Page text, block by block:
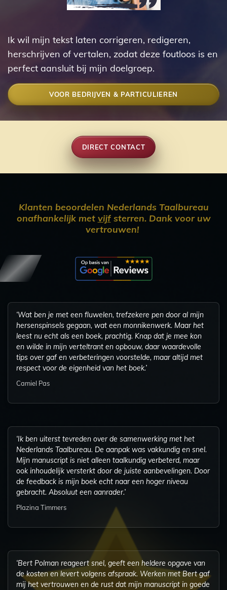
Ik wil mijn tekst laten corrigeren, redigeren,
herschrijven of vertalen, zodat deze foutloos is en
perfect aansluit bij mijn doelgroep.
VOOR BEDRIJVEN & PARTICULIEREN
DIRECT CONTACT
Klanten beoordelen Nederlands Taalbureau
onafhankelijk met vijfsterren. Dank voor uw
vertrouwen!
‘Wat ben je met een fluwelen, trefzekere pen door al mijn
hersenspinsels gegaan, wat een monnikenwerk. Maar het
leest nu echt als een boek, prachtig. Knap dat je mee kon
en wilde in mijn verteltrant en opbouw, daar waardevolle
tips over gaf en verbeteringen voorstelde, maar altijd met
respect voor de eigenheid van het boek.’
Camiel Pas
‘Ik ben uiterst tevreden over de samenwerking met het
Nederlands Taalbureau. De aanpak was vakkundig en snel.
Mijn manuscript is niet alleen taalkundig verbeterd, maar
ook inhoudelijk versterkt door de juiste aanbevelingen. Door
de feedback is mijn boek echt naar een hoger niveau
gebracht. Absoluut een aanrader.’
Plazina Timmers
‘Bert Polman reageert snel, geeft een heldere opgave van
de kosten en levert volgens afspraak. Werken met Bert gaf
mij het vertrouwen en de rust dat mijn manuscript in goede